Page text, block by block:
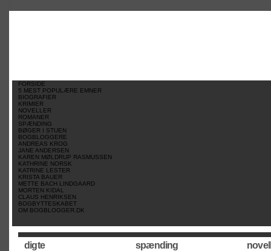
FORSIDE
5 MEST POPULÆRE EMNER
BIOGRAFIER
KRIMIER
NOVELLER
ROMANER
SPÆNDING
BØGER I STUEN
BOGBLOGGERE
ANDREAS KROG
JANE ANDERSEN
KAREN MØLDRUP RASMUSSEN
KATHRINE NORSK
KATRINE LESTER
KRISTA BAUER
METTE BACH LINDGAARD
MORTEN KIDAL
CLAUS HENRIKSEN
BOGBYTTESKABET
OM BOGBLOGGER.DK
digte spænding